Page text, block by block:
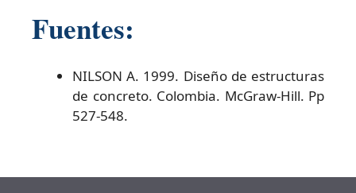
Fuentes:
NILSON A. 1999. Diseño de estructuras
de concreto. Colombia. McGraw-Hill. Pp
527-548.